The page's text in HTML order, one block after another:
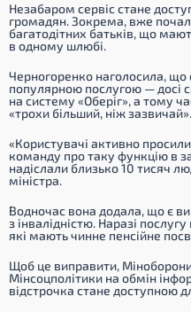
Незабаром сервіс стане
громадян. Зокрема, вже
багатодітних батьків, що
в одному шлюбі.
Черногоренко наголосила, що
популярною послугою — досі
на систему «Оберіг», а тому
«трохи більший, ніж зазвичай».
«Користувачі активно
команду про таку функцію в
надіслали близько 10 тисяч
міністра.
Водночас вона додала, що є
з інвалідністю. Наразі
які мають чинне пенсійне
Щоб це виправити,
Мінсоцполітики на обмін
відстрочка стане доступною